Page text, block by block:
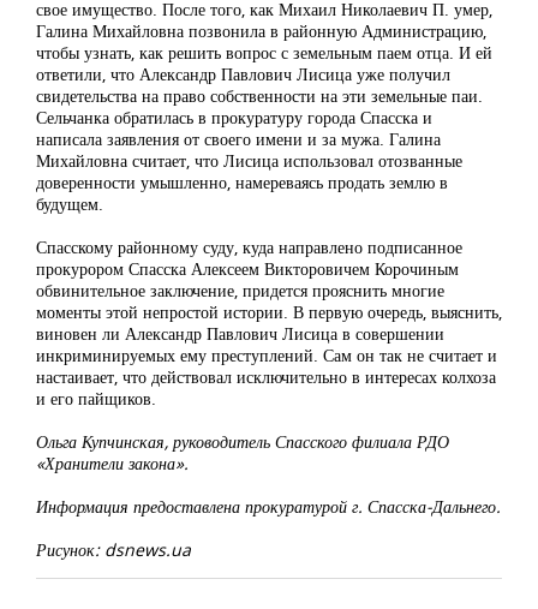
свое имущество. После того, как Михаил Николаевич П. умер,
Галина Михайловна позвонила в районную Администрацию,
чтобы узнать, как решить вопрос с земельным паем отца. И ей
ответили, что Александр Павлович Лисица уже получил
свидетельства на право собственности на эти земельные паи.
Сельчанка обратилась в прокуратуру города Спасска и
написала заявления от своего имени и за мужа. Галина
Михайловна считает, что Лисица использовал отозванные
доверенности умышленно, намереваясь продать землю в
будущем.
Спасскому районному суду, куда направлено подписанное
прокурором Спасска Алексеем Викторовичем Корочиным
обвинительное заключение, придется прояснить многие
моменты этой непростой истории. В первую очередь, выяснить,
виновен ли Александр Павлович Лисица в совершении
инкриминируемых ему преступлений. Сам он так не считает и
настаивает, что действовал исключительно в интересах колхоза
и его пайщиков.
Ольга Купчинская, руководитель Спасского филиала РДО
«Хранители закона».
Информация предоставлена прокуратурой г. Спасска-Дальнего.
Рисунок: dsnews.ua